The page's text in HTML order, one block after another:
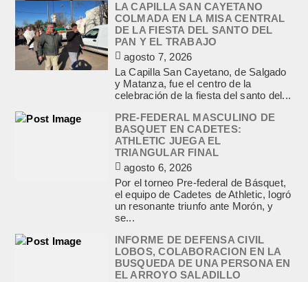
LA CAPILLA SAN CAYETANO
COLMADA EN LA MISA CENTRAL
DE LA FIESTA DEL SANTO DEL
PAN Y EL TRABAJO
agosto 7, 2026
La Capilla San Cayetano, de Salgado
y Matanza, fue el centro de la
celebración de la fiesta del santo del...
PRE-FEDERAL MASCULINO DE
BASQUET EN CADETES:
ATHLETIC JUEGA EL
TRIANGULAR FINAL
agosto 6, 2026
Por el torneo Pre-federal de Básquet,
el equipo de Cadetes de Athletic, logró
un resonante triunfo ante Morón, y
se...
INFORME DE DEFENSA CIVIL
LOBOS, COLABORACION EN LA
BUSQUEDA DE UNA PERSONA EN
EL ARROYO SALADILLO